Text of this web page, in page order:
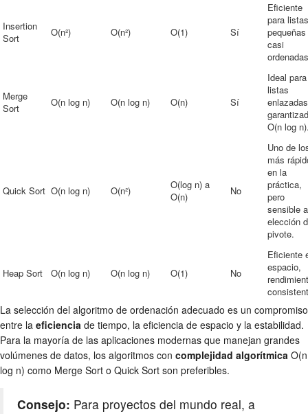
Insertion
Sort
O(n²) O(n²) O(1) Sí
Eficiente
para listas
casi
Merge
Sort
O(n log n) O(n log n) O(n) Sí
Ideal para
listas
O(n log
Quick Sort O(n log n) O(n²)
O(log n) a
O(n)
No
Uno de
más
en la
práctica,
pero
sensible
elección
pivote.
Heap Sort O(n log n) O(n log n) O(1) No
Eficiente
espacio,
La selección del algoritmo de ordenación adecuado es un compromiso
entre la eficiencia de tiempo, la eficiencia de espacio y la estabilidad.
Para la mayoría de las aplicaciones modernas que manejan grandes
volúmenes de datos, los algoritmos con complejidad algorítmica O(n
log n) como Merge Sort o Quick Sort son preferibles.
Consejo: Para proyectos del mundo real, a